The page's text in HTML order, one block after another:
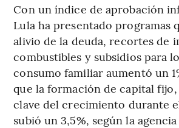
Con un índice de aprobación
Lula ha presentado programas
alivio de la deuda, recortes de
combustibles y subsidios para
consumo familiar aumentó un
que la formación de capital
clave del crecimiento durante
subió un 3,5%, según la